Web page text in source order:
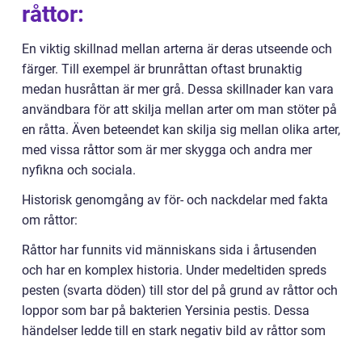
råttor:
En viktig skillnad mellan arterna är deras utseende och
färger. Till exempel är brunråttan oftast brunaktig
medan husråttan är mer grå. Dessa skillnader kan vara
användbara för att skilja mellan arter om man stöter på
en råtta. Även beteendet kan skilja sig mellan olika arter,
med vissa råttor som är mer skygga och andra mer
nyfikna och sociala.
Historisk genomgång av för- och nackdelar med fakta
om råttor:
Råttor har funnits vid människans sida i årtusenden
och har en komplex historia. Under medeltiden spreds
pesten (svarta döden) till stor del på grund av råttor och
loppor som bar på bakterien Yersinia pestis. Dessa
händelser ledde till en stark negativ bild av råttor som